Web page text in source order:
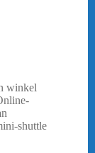
winkel
shuttle